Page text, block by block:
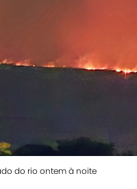
do rio ontem à noite